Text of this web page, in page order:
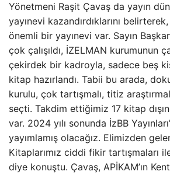
Yönetmeni Raşit Çavaş da yayın
yayınevi kazandırdıklarını
önemli bir yayınevi var. Sayın
çok çalışıldı, İZELMAN kurumunun
çekirdek bir kadroyla, sadece beş
kitap hazırlandı. Tabii bu arada,
kurulu, çok tartışmalı, titiz
seçti. Takdim ettiğimiz 17 kitap
var. 2024 yılı sonunda İzBB
yayımlamış olacağız. Elimizden
Kitaplarımız ciddi fikir tartışmaları
diye konuştu. Çavaş, APİKAM’ın